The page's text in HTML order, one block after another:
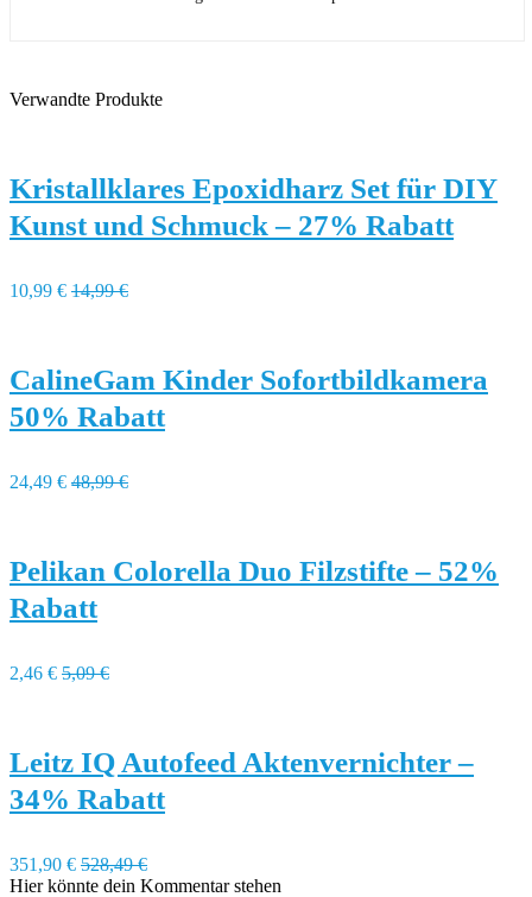
Verwandte Produkte
Kristallklares Epoxidharz Set für DIY
Kunst und Schmuck – 27% Rabatt
10,99 € 14,99 €
CalineGam Kinder Sofortbildkamera
50% Rabatt
24,49 € 48,99 €
Pelikan Colorella Duo Filzstifte – 52%
Rabatt
2,46 € 5,09 €
Leitz IQ Autofeed Aktenvernichter –
34% Rabatt
351,90 € 528,49 €
Hier könnte dein Kommentar stehen